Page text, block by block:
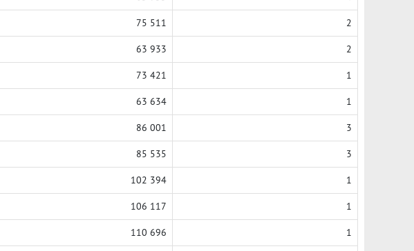
75 511 2
63 933 2
73 421 1
63 634 1
86 001 3
85 535 3
102 394 1
106 117 1
110 696 1